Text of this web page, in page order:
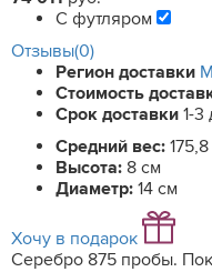
С футляром
Отзывы(0)
Регион доставки
Стоимость
Срок доставки 1-3
Средний вес:
Высота: 8 см
Диаметр: 14 см
Хочу в подарок
Серебро 875 пробы.